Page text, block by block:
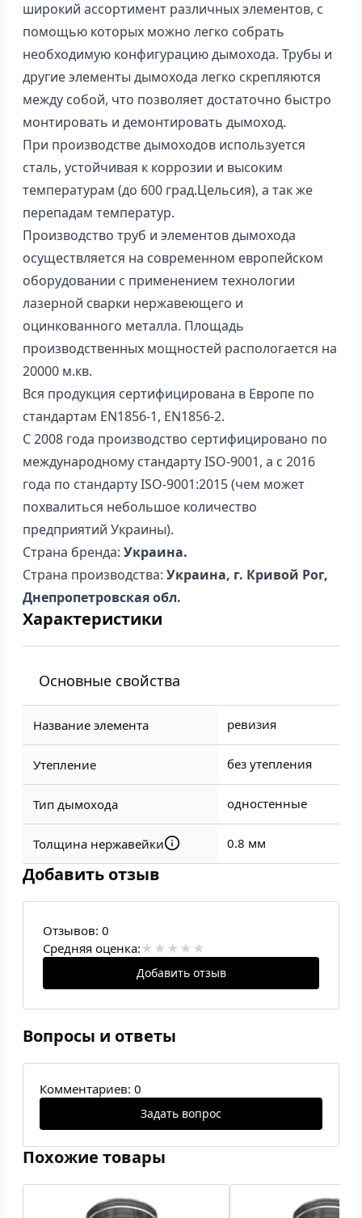
широкий ассортимент различных элементов, с
помощью которых можно легко собрать
необходимую конфигурацию дымохода. Трубы и
другие элементы дымохода легко скрепляются
между собой, что позволяет достаточно быстро
монтировать и демонтировать дымоход.
При производстве дымоходов используется
сталь, устойчивая к коррозии и высоким
температурам (до 600 град.Цельсия), а так же
перепадам температур.
Производство труб и элементов дымохода
осуществляется на современном европейском
оборудовании с применением технологии
лазерной сварки нержавеющего и
оцинкованного металла. Площадь
производственных мощностей распологается на
20000 м.кв.
Вся продукция сертифицирована в Европе по
стандартам EN1856-1, EN1856-2.
С 2008 года производство сертифицировано по
международному стандарту ISO-9001, а с 2016
года по стандарту ISO-9001:2015 (чем может
похвалиться небольшое количество
предприятий Украины).
Страна бренда: Украина.
Страна производства: Украина, г. Кривой Рог,
Днепропетровская обл.
Характеристики
Основные свойства
Название элемента ревизия
Утепление без утепления
Тип дымохода одностенные
Толщина нержавейки 0.8 мм
Добавить отзыв
Отзывов: 0
Средняя оценка:
Добавить отзыв
Вопросы и ответы
Комментариев: 0
Задать вопрос
Похожие товары